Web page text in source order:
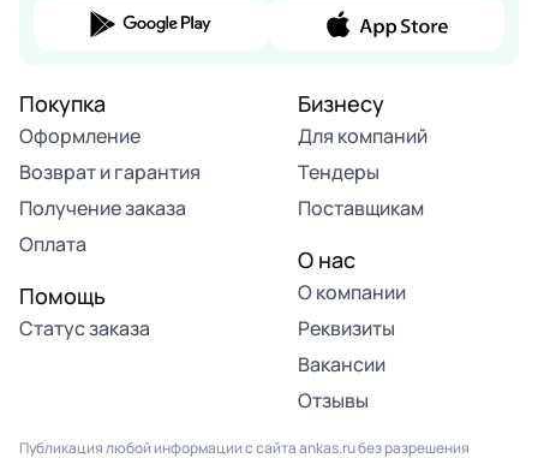
Покупка
Оформление
Возврат и гарантия
Получение заказа
Оплата
Помощь
Статус заказа
Бизнесу
Для компаний
Тендеры
Поставщикам
О нас
О компании
Реквизиты
Вакансии
Отзывы
Публикация любой информации с сайта ankas.ru без разрешения